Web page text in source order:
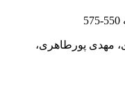
550-575
مهدی پورطاهری،